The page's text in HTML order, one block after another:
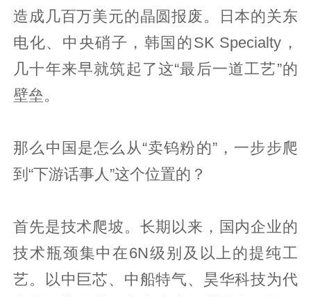
造成几百万美元的晶圆报废。日本的关东
电化、中央硝子，韩国的SK Specialty，
几十年来早就筑起了这“最后一道工艺”的
壁垒。
那么中国是怎么从“卖钨粉的”，一步步爬
到“下游话事人”这个位置的？
首先是技术爬坡。长期以来，国内企业的
技术瓶颈集中在6N级别及以上的提纯工
艺。以中巨芯、中船特气、昊华科技为代